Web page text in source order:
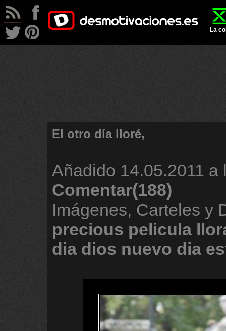
La
El otro día lloré,
Añadido 14.05.2011 a
Comentar(188)
Imágenes, Carteles y
precious pelicula
dia dios nuevo dia